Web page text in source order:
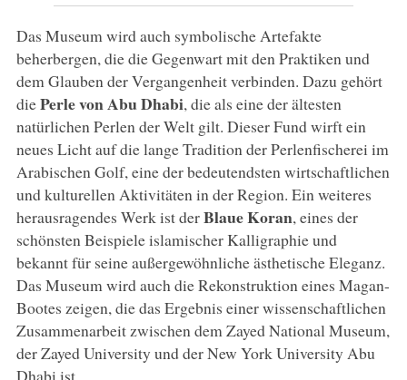
Das Museum wird auch symbolische Artefakte
beherbergen, die die Gegenwart mit den Praktiken und
dem Glauben der Vergangenheit verbinden. Dazu gehört
diePerle von Abu Dhabi, die als eine der ältesten
natürlichen Perlen der Welt gilt. Dieser Fund wirft ein
neues Licht auf die lange Tradition der Perlenfischerei im
Arabischen Golf, eine der bedeutendsten wirtschaftlichen
und kulturellen Aktivitäten in der Region. Ein weiteres
herausragendes Werk ist derBlaue Koran, eines der
schönsten Beispiele islamischer Kalligraphie und
bekannt für seine außergewöhnliche ästhetische Eleganz.
Das Museum wird auch die Rekonstruktion eines Magan-
Bootes zeigen, die das Ergebnis einer wissenschaftlichen
Zusammenarbeit zwischen dem Zayed National Museum,
der Zayed University und der New York University Abu
Dhabi ist.